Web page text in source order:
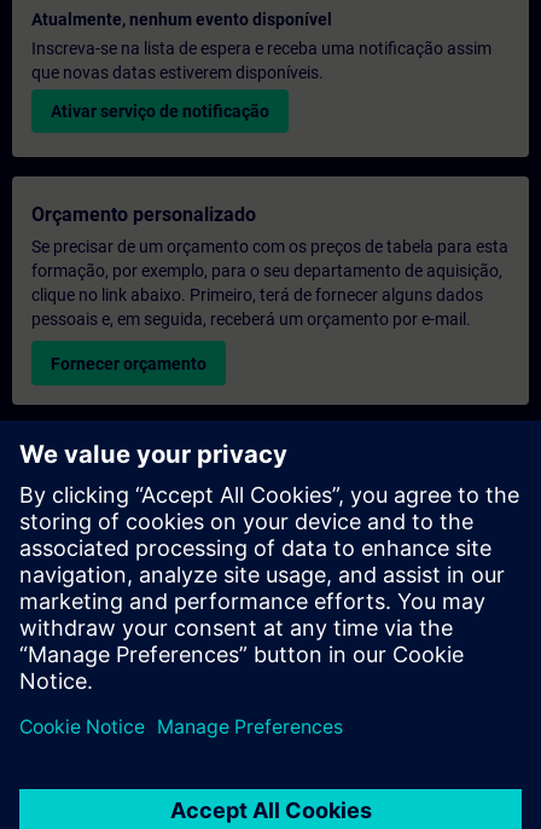
Atualmente, nenhum evento disponível
Inscreva-se na lista de espera e receba uma notificação assim
que novas datas estiverem disponíveis.
Ativar serviço de notificação
Orçamento personalizado
Se precisar de um orçamento com os preços de tabela para esta
formação, por exemplo, para o seu departamento de aquisição,
clique no link abaixo. Primeiro, terá de fornecer alguns dados
pessoais e, em seguida, receberá um orçamento por e-mail.
Fornecer orçamento
Pedido de informações sobre formação exclusiva
Preencha o formulário de pedido de informação abaixo se
desejar receber um orçamento para um curso de formação
exclusiva, seja nas suas instalações, online ou no nosso centro
de formação SITRAIN. Este tipo de pedido seria adequado para
grupos maiores (a partir de 6 pessoas). Depois de nos fornecer
os seus dados de contacto e as suas necessidades de
formação, receberá um orçamento da nossa parte.
Solicitar orçamento exclusivo